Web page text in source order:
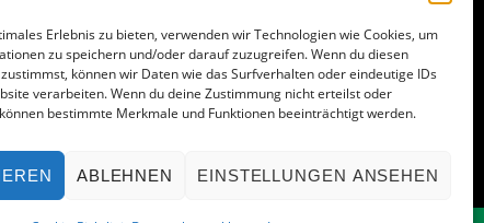
Erlebnis zu bieten, verwenden wir Technologien wie Cookies, um
zu speichern und/oder darauf zuzugreifen. Wenn du diesen
können wir Daten wie das Surfverhalten oder eindeutige IDs
verarbeiten. Wenn du deine Zustimmung nicht erteilst oder
bestimmte Merkmale und Funktionen beeinträchtigt werden.
ABLEHNEN EINSTELLUNGEN ANSEHEN